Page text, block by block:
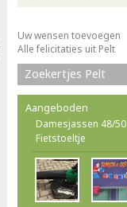
Uw wensen toevoegen
Alle felicitaties uit Pelt
Zoekertjes Pelt
Aangeboden
Damesjassen 48/50
Fietstoeltje